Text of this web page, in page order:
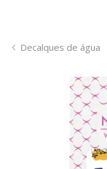
Decalques de água